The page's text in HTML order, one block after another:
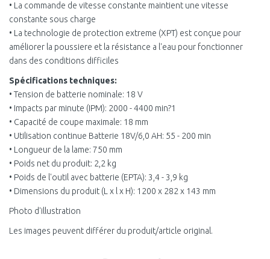
• La commande de vitesse constante maintient une vitesse
constante sous charge
• La technologie de protection extreme (XPT) est conçue pour
améliorer la poussiere et la résistance a l'eau pour fonctionner
dans des conditions difficiles
Spécifications techniques:
• Tension de batterie nominale: 18 V
• Impacts par minute (IPM): 2000 - 4400 min?1
• Capacité de coupe maximale: 18 mm
• Utilisation continue Batterie 18V/6,0 AH: 55 - 200 min
• Longueur de la lame: 750 mm
• Poids net du produit: 2,2 kg
• Poids de l'outil avec batterie (EPTA): 3,4 - 3,9 kg
• Dimensions du produit (L x l x H): 1200 x 282 x 143 mm
Photo d'illustration
Les images peuvent différer du produit/article original.